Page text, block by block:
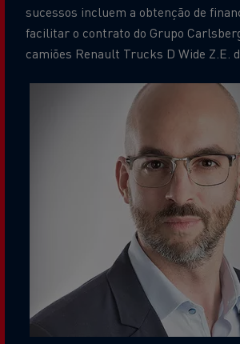
sucessos incluem a obtenção de
facilitar o contrato do Grupo
camiões Renault Trucks D Wide Z.E.